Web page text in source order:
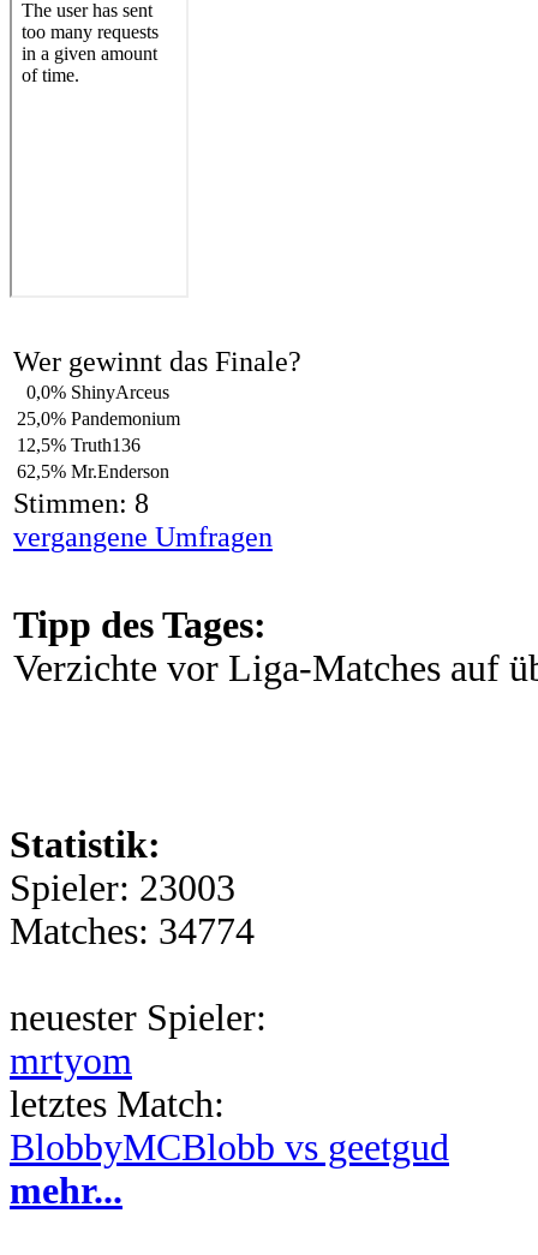
Wer gewinnt das Finale?
0,0% ShinyArceus
25,0% Pandemonium
12,5% Truth136
62,5% Mr.Enderson
Stimmen: 8
vergangene Umfragen
Tipp des Tages:
Verzichte vor Liga-Matches auf
Statistik:
Spieler: 23003
Matches: 34774
neuester Spieler:
mrtyom
letztes Match:
BlobbyMCBlobb vs geetgud
mehr...